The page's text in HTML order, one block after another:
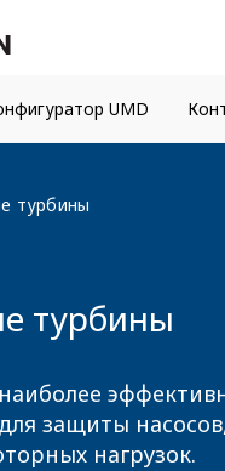
UMD
турбины
турбины
защиты
нагрузок.